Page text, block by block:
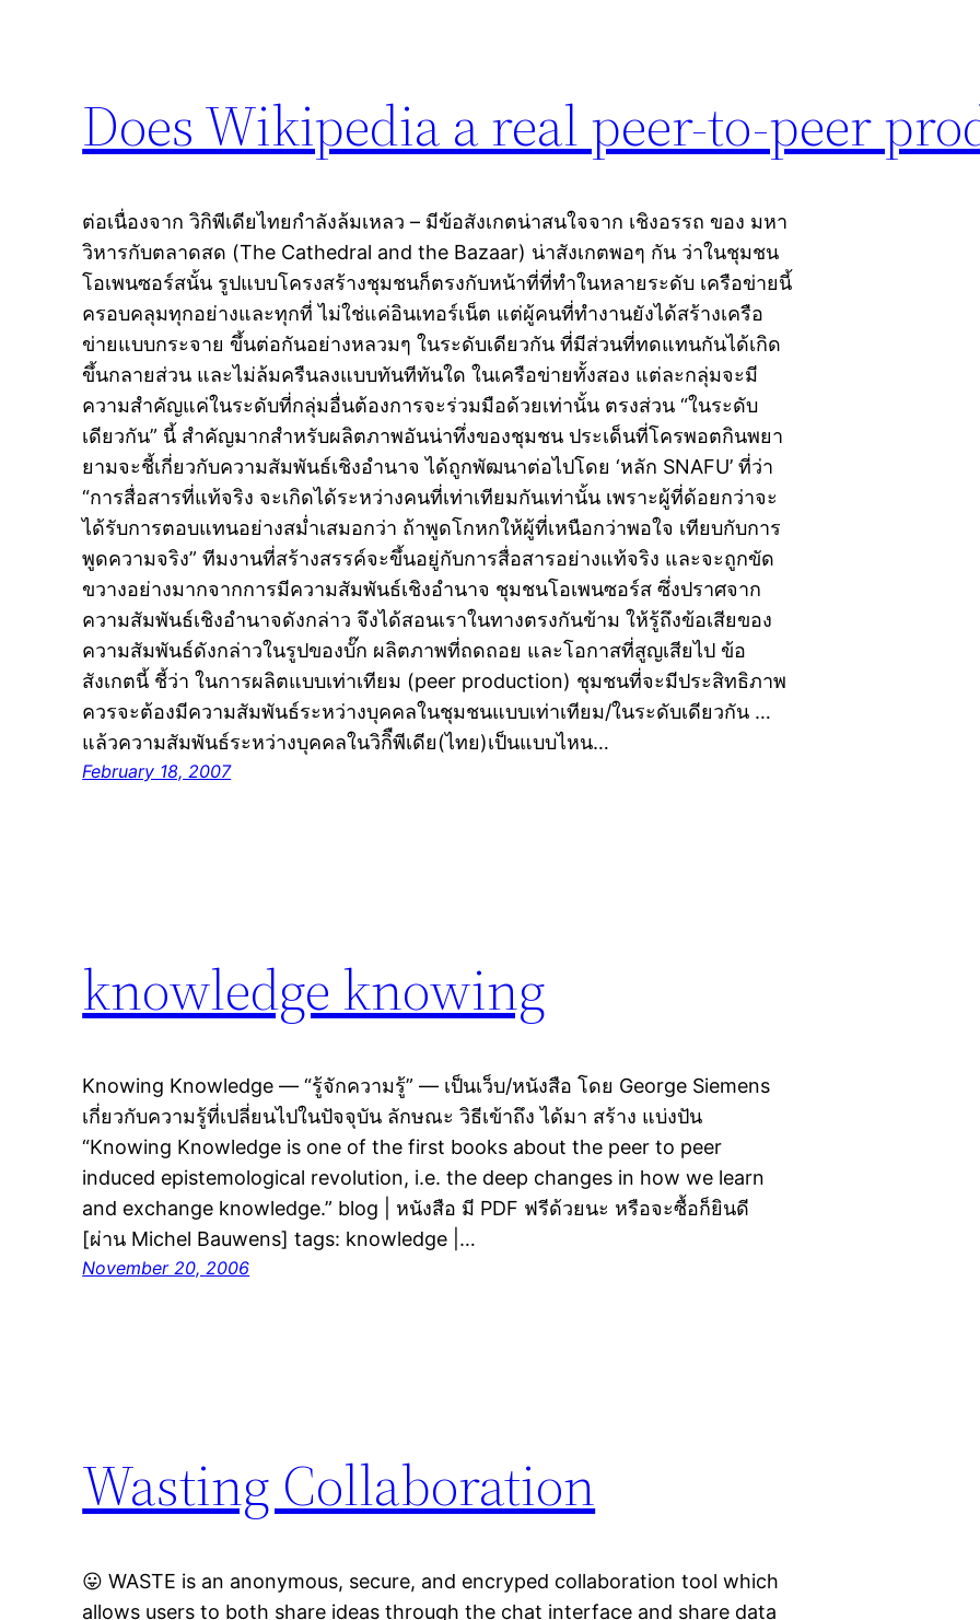
Does Wikipedia a real peer-to-peer
ต่อเนื่องจาก วิกิพีเดียไทยกำลังล้มเหลว – มีข้อสังเกตน่าสนใจจาก เชิงอรรถ ของ มหา
วิหารกับตลาดสด (The Cathedral and the Bazaar) น่าสังเกตพอๆ กัน ว่าในชุมชน
โอเพนซอร์สนั้น รูปแบบโครงสร้างชุมชนก็ตรงกับหน้าที่ที่ทำในหลายระดับ เครือข่ายนี้
ครอบคลุมทุกอย่างและทุกที่ ไม่ใช่แค่อินเทอร์เน็ต แต่ผู้คนที่ทำงานยังได้สร้างเครือ
ข่ายแบบกระจาย ขึ้นต่อกันอย่างหลวมๆ ในระดับเดียวกัน ที่มีส่วนที่ทดแทนกันได้เกิด
ขึ้นกลายส่วน และไม่ล้มครืนลงแบบทันทีทันใด ในเครือข่ายทั้งสอง แต่ละกลุ่มจะมี
ความสำคัญแค่ในระดับที่กลุ่มอื่นต้องการจะร่วมมือด้วยเท่านั้น ตรงส่วน “ในระดับ
เดียวกัน” นี้ สำคัญมากสำหรับผลิตภาพอันน่าทึ่งของชุมชน ประเด็นที่โครพอตกินพยา
ยามจะชี้เกี่ยวกับความสัมพันธ์เชิงอำนาจ ได้ถูกพัฒนาต่อไปโดย ‘หลัก SNAFU’ ที่ว่า
“การสื่อสารที่แท้จริง จะเกิดได้ระหว่างคนที่เท่าเทียมกันเท่านั้น เพราะผู้ที่ด้อยกว่าจะ
ได้รับการตอบแทนอย่างสม่ำเสมอกว่า ถ้าพูดโกหกให้ผู้ที่เหนือกว่าพอใจ เทียบกับการ
พูดความจริง” ทีมงานที่สร้างสรรค์จะขึ้นอยู่กับการสื่อสารอย่างแท้จริง และจะถูกขัด
ขวางอย่างมากจากการมีความสัมพันธ์เชิงอำนาจ ชุมชนโอเพนซอร์ส ซึ่งปราศจาก
ความสัมพันธ์เชิงอำนาจดังกล่าว จึงได้สอนเราในทางตรงกันข้าม ให้รู้ถึงข้อเสียของ
ความสัมพันธ์ดังกล่าวในรูปของบั๊ก ผลิตภาพที่ถดถอย และโอกาสที่สูญเสียไป ข้อ
สังเกตนี้ ชี้ว่า ในการผลิตแบบเท่าเทียม (peer production) ชุมชนที่จะมีประสิทธิภาพ
ควรจะต้องมีความสัมพันธ์ระหว่างบุคคลในชุมชนแบบเท่าเทียม/ในระดับเดียวกัน …
แล้วความสัมพันธ์ระหว่างบุคคลในวิกิืพีเดีย(ไทย)เป็นแบบไหน…
February 18, 2007
knowledge knowing
Knowing Knowledge — “รู้จักความรู้” — เป็นเว็บ/หนังสือ โดย George Siemens
เกี่ยวกับความรู้ที่เปลี่ยนไปในปัจจุบัน ลักษณะ วิธีเข้าถึง ได้มา สร้าง แบ่งปัน
“Knowing Knowledge is one of the first books about the peer to peer
induced epistemological revolution, i.e. the deep changes in how we learn
and exchange knowledge.” blog | หนังสือ มี PDF ฟรีด้วยนะ หรือจะซื้อก็ยินดี
[ผ่าน Michel Bauwens] tags: knowledge |…
November 20, 2006
Wasting Collaboration
😛 WASTE is an anonymous, secure, and encryped collaboration tool which
allows users to both share ideas through the chat interface and share data